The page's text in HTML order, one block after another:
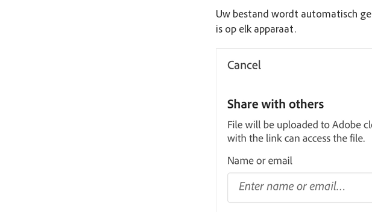
Uw bestand wordt automatisch
is op elk apparaat.